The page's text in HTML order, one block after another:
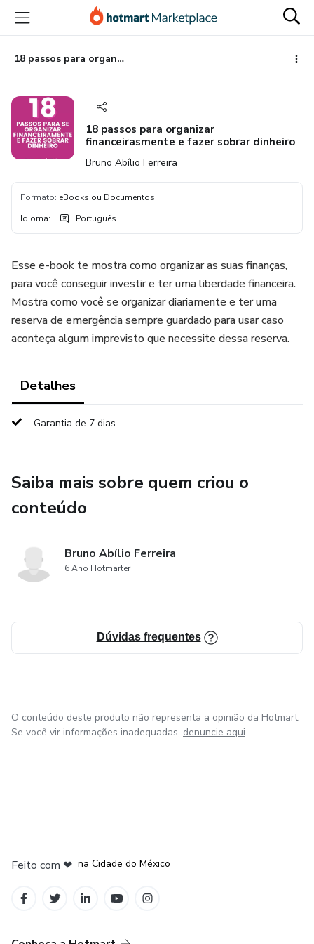
para
conteúdo
principal
para
pagamento
para
rodapé
18 passos para organizar financeirasmente e fazer sobrar dinheiro
18 passos para organizar
financeirasmente e fazer sobrar dinheiro
Bruno Abílio Ferreira
Formato: eBooks ou Documentos
Idioma: Português
Esse e-book te mostra como organizar as suas finanças,
para você conseguir investir e ter uma liberdade financeira.
Mostra como você se organizar diariamente e ter uma
reserva de emergência sempre guardado para usar caso
aconteça algum imprevisto que necessite dessa reserva.
Detalhes
Garantia de 7 dias
Saiba mais sobre quem criou o
conteúdo
Bruno Abílio Ferreira
6 Ano Hotmarter
Dúvidas frequentes
O conteúdo deste produto não representa a opinião da Hotmart.
Se você vir informações inadequadas, denuncie aqui
Feito com ❤ na Cidade do México